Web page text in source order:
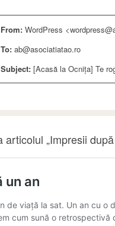
From: WordPress
To: ab@asociatiatao.ro
Subject: [Acasă la Ocnița] Te
articolul „Impresii